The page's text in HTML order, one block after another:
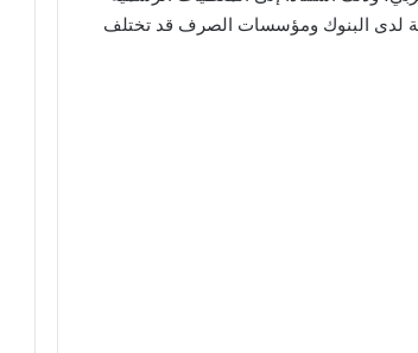
لدى البنوك ومؤسسات الصرف قد تختلف